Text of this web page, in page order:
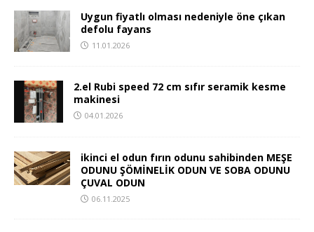
Uygun fiyatlı olması nedeniyle öne çıkan
defolu fayans
11.01.2026
2.el Rubi speed 72 cm sıfır seramik kesme
makinesi
04.01.2026
ikinci el odun fırın odunu sahibinden MEŞE
ODUNU ŞÖMİNELİK ODUN VE SOBA ODUNU
ÇUVAL ODUN
06.11.2025